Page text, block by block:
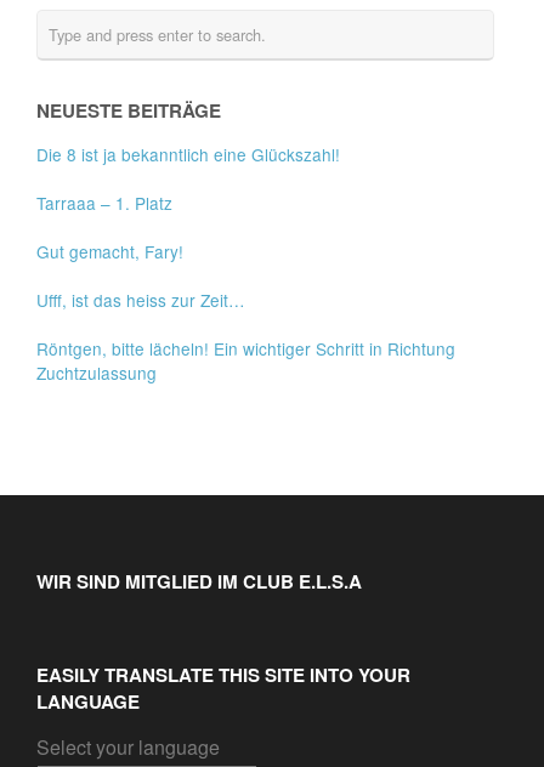
NEUESTE BEITRÄGE
Die 8 ist ja bekanntlich eine Glückszahl!
Tarraaa – 1. Platz
Gut gemacht, Fary!
Ufff, ist das heiss zur Zeit…
Röntgen, bitte lächeln! Ein wichtiger Schritt in Richtung
Zuchtzulassung
WIR SIND MITGLIED IM CLUB E.L.S.A
EASILY TRANSLATE THIS SITE INTO YOUR
LANGUAGE
Select your language